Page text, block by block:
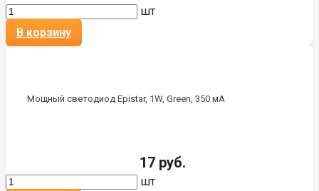
шт
В корзину
Мощный светодиод Epistar, 1W, Green, 350 мА
17 руб.
шт